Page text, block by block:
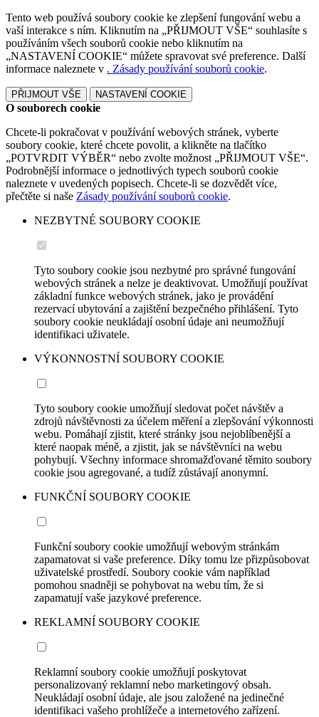
Tento web používá soubory cookie ke zlepšení fungování webu a
vaší interakce s ním. Kliknutím na „PŘIJMOUT VŠE“ souhlasíte s
používáním všech souborů cookie nebo kliknutím na
„NASTAVENÍ COOKIE“ můžete spravovat své preference. Další
informace naleznete v . Zásady používání souborů cookie.
PŘIJMOUT VŠE NASTAVENÍ COOKIE
O souborech cookie
Chcete-li pokračovat v používání webových stránek, vyberte
soubory cookie, které chcete povolit, a klikněte na tlačítko
„POTVRDIT VÝBĚR“ nebo zvolte možnost „PŘIJMOUT VŠE“.
Podrobnější informace o jednotlivých typech souborů cookie
naleznete v uvedených popisech. Chcete-li se dozvědět více,
přečtěte si naše Zásady používání souborů cookie.
NEZBYTNÉ SOUBORY COOKIE
Tyto soubory cookie jsou nezbytné pro správné fungování
webových stránek a nelze je deaktivovat. Umožňují používat
základní funkce webových stránek, jako je provádění
rezervací ubytování a zajištění bezpečného přihlášení. Tyto
soubory cookie neukládají osobní údaje ani neumožňují
identifikaci uživatele.
VÝKONNOSTNÍ SOUBORY COOKIE
Tyto soubory cookie umožňují sledovat počet návštěv a
zdrojů návštěvnosti za účelem měření a zlepšování výkonnosti
webu. Pomáhají zjistit, které stránky jsou nejoblíbenější a
které naopak méně, a zjistit, jak se návštěvníci na webu
pohybují. Všechny informace shromažďované těmito soubory
cookie jsou agregované, a tudíž zůstávají anonymní.
FUNKČNÍ SOUBORY COOKIE
Funkční soubory cookie umožňují webovým stránkám
zapamatovat si vaše preference. Díky tomu lze přizpůsobovat
uživatelské prostředí. Soubory cookie vám například
pomohou snadněji se pohybovat na webu tím, že si
zapamatují vaše jazykové preference.
REKLAMNÍ SOUBORY COOKIE
Reklamní soubory cookie umožňují poskytovat
personalizovaný reklamní nebo marketingový obsah.
Neukládají osobní údaje, ale jsou založené na jedinečné
identifikaci vašeho prohlížeče a internetového zařízení.